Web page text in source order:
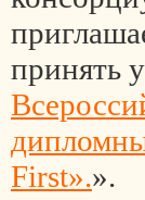
принять
First».».